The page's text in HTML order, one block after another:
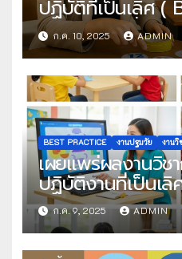
ปฏิบัติที่เป็นเลิศ (
ประเภท ผู้ใช้สื่อเท
OBEC Content
ทักษะทางคณิตศา
ตัวเลข 1 – 20 ขอ
Spot it ตัวเลขน่ารู้
คลังสื่อ OBEC
ก.ค. 10, 2025 ADMIN
BEST PRACTICE งานปฐมวัย งานวิ
เผยแพร่ผลงานวิช
ปฏิบัติงานที่เป็นเลิ
ประสบการณ์การเรี
ศึกษารูปแบบ
พัฒนาทักษะการคิ
ก.ค. 9, 2025 ADMIN